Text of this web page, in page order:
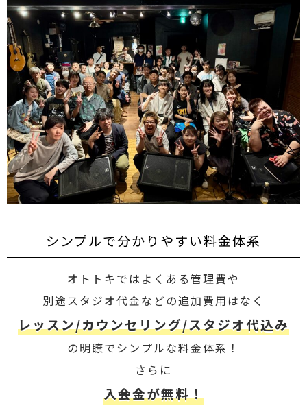
シンプルで分かりやすい料金体系
オトトキではよくある管理費や
別途スタジオ代金などの追加費用はなく
レッスン/カウンセリング/スタジオ代込み
の明瞭でシンプルな料金体系！
さらに
入会金が無料！